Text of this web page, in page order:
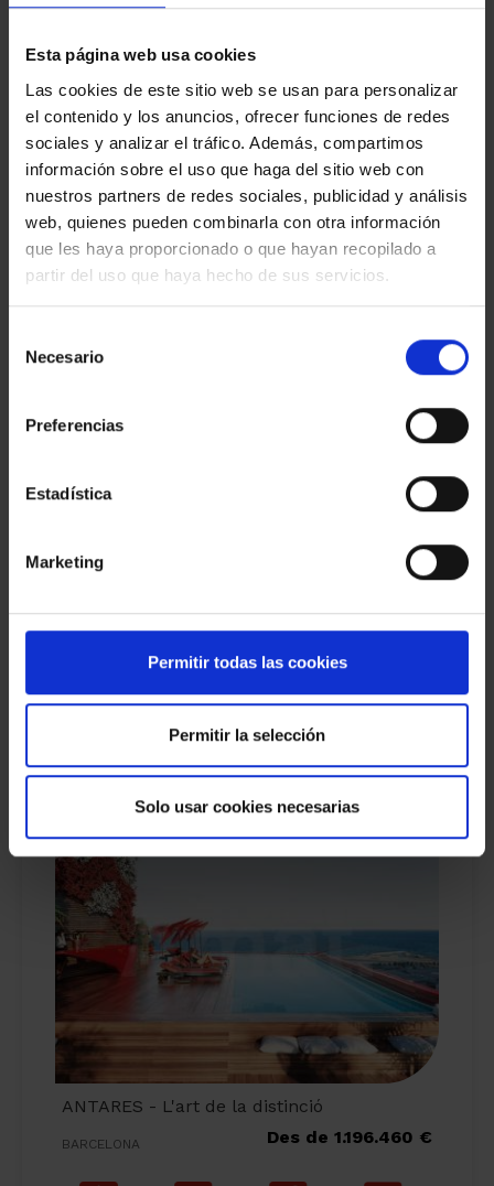
Esta página web usa cookies
Las cookies de este sitio web se usan para personalizar
el contenido y los anuncios, ofrecer funciones de redes
sociales y analizar el tráfico. Además, compartimos
información sobre el uso que haga del sitio web con
nuestros partners de redes sociales, publicidad y análisis
web, quienes pueden combinarla con otra información
que les haya proporcionado o que hayan recopilado a
partir del uso que haya hecho de sus servicios.
Necesario
Preferencias
Estadística
Marketing
Permitir todas las cookies
Permitir la selección
Solo usar cookies necesarias
edifici, a Sant Andreu
BARCELONA Des de 745.000 €
110 M 2 3 3
Dreta Eixample
184 M2 4 3 prkg
ANTARES - L'art de la distinció
BARCELONA Des de 1.196.460 €